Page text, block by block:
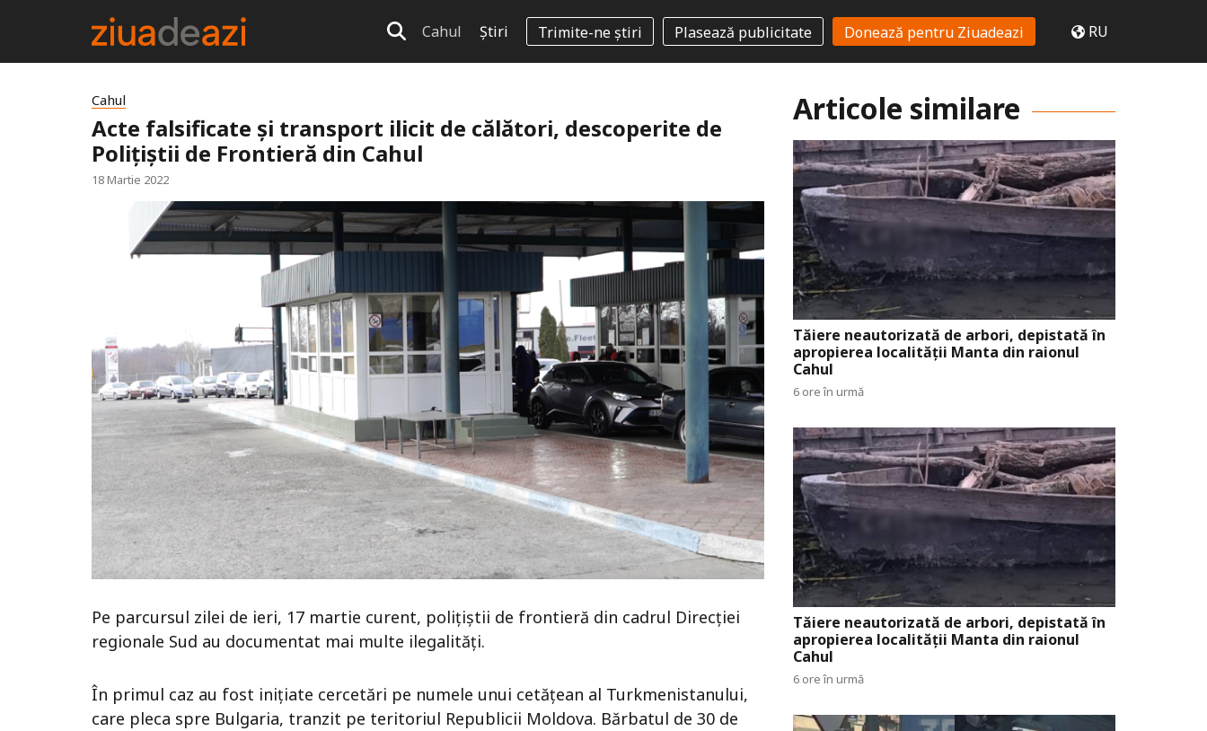
Cahul Știri Trimite-ne știri Plasează publicitate Donează pentru Ziuadeazi RU
Cahul
Acte falsificate și transport ilicit de călători, descoperite de
Polițiștii de Frontieră din Cahul
18 Martie 2022
Pe parcursul zilei de ieri, 17 martie curent, polițiștii de frontieră din cadrul Direcției
regionale Sud au documentat mai multe ilegalități.
În primul caz au fost inițiate cercetări pe numele unui cetățean al Turkmenistanului,
care pleca spre Bulgaria, tranzit pe teritoriul Republicii Moldova. Bărbatul de 30 de
Articole similare
Tăiere neautorizată de arbori, depistată în
apropierea localității Manta din raionul
Cahul
6 ore în urmă
Tăiere neautorizată de arbori, depistată în
apropierea localității Manta din raionul
Cahul
6 ore în urmă